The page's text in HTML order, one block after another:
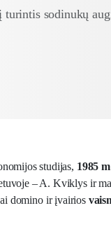
turintis sodinukų
studijas, 1985 m
– A. Kviklys ir
domino ir įvairios